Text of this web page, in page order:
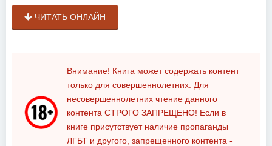
ЧИТАТЬ ОНЛАЙН
Внимание! Книга может содержать контент
только для совершеннолетних. Для
несовершеннолетних чтение данного
контента СТРОГО ЗАПРЕЩЕНО! Если в
книге присутствует наличие пропаганды
ЛГБТ и другого, запрещенного контента -